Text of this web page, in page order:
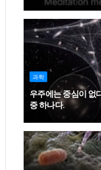
과학
우주에는 중심이 없
중 하나다.